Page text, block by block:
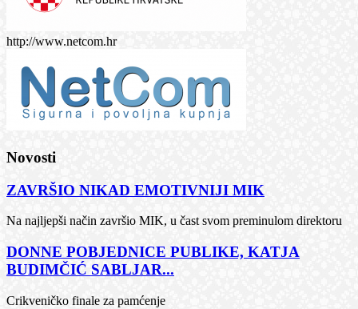
http://www.netcom.hr
Novosti
ZAVRŠIO NIKAD EMOTIVNIJI MIK
Na najljepši način završio MIK, u čast svom preminulom direktoru
DONNE POBJEDNICE PUBLIKE, KATJA
BUDIMČIĆ SABLJAR...
Crikveničko finale za pamćenje